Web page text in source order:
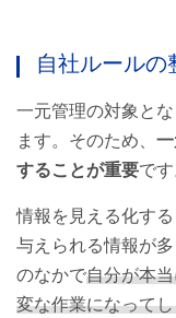
自社ルールの
一元管理の対象と
ます。そのため、
することが重要です
情報を見える化す
与えられる情報が
のなかで自分が本
変な作業になって